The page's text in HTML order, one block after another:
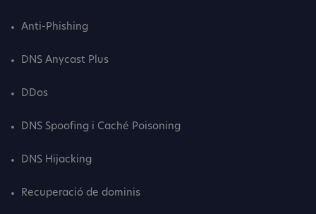
Anti-Phishing
DNS Anycast Plus
DDos
DNS Spoofing i Caché Poisoning
DNS Hijacking
Recuperació de dominis